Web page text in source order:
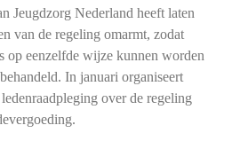
Jeugdzorg Nederland heeft laten
van de regeling omarmt, zodat
op eenzelfde wijze kunnen worden
In januari organiseert
over de regeling